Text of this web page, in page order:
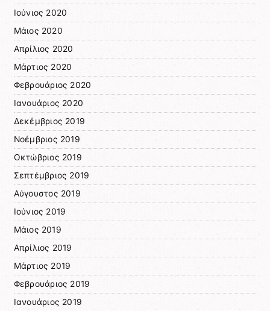
Ιούνιος 2020
Μάιος 2020
Απρίλιος 2020
Μάρτιος 2020
Φεβρουάριος 2020
Ιανουάριος 2020
Δεκέμβριος 2019
Νοέμβριος 2019
Οκτώβριος 2019
Σεπτέμβριος 2019
Αύγουστος 2019
Ιούνιος 2019
Μάιος 2019
Απρίλιος 2019
Μάρτιος 2019
Φεβρουάριος 2019
Ιανουάριος 2019